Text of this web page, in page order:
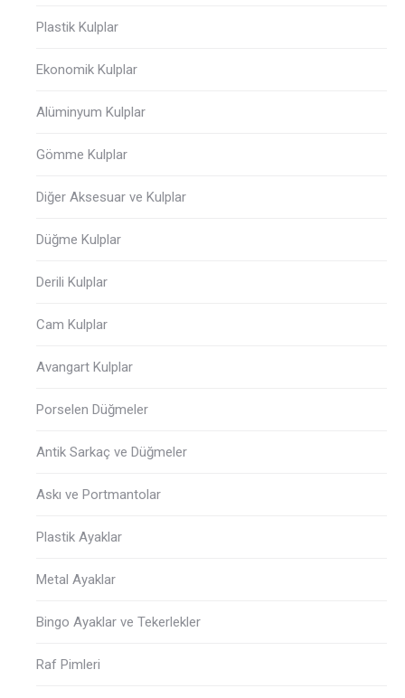
Plastik Kulplar
Ekonomik Kulplar
Alüminyum Kulplar
Gömme Kulplar
Diğer Aksesuar ve Kulplar
Düğme Kulplar
Derili Kulplar
Cam Kulplar
Avangart Kulplar
Porselen Düğmeler
Antik Sarkaç ve Düğmeler
Askı ve Portmantolar
Plastik Ayaklar
Metal Ayaklar
Bingo Ayaklar ve Tekerlekler
Raf Pimleri